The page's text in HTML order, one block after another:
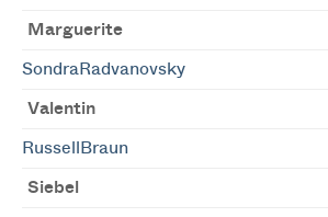
Marguerite
SondraRadvanovsky
Valentin
RussellBraun
Siebel